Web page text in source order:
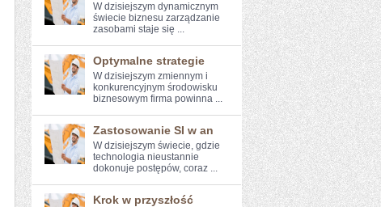
W dzisiejszym ⁣dynamicznym
‌świecie biznesu zarządzanie
zasobami staje się ...
Optymalne strategie
W dzisiejszym zmiennym i
konkurencyjnym środowisku
biznesowym firma ‌powinna ...
Zastosowanie SI w an
W dzisiejszym świecie, ​gdzie
technologia nieustannie
dokonuje ⁤postępów, coraz ...
Krok w przyszłość